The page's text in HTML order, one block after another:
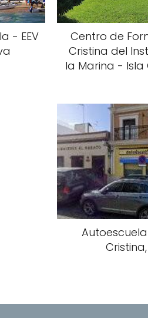
- EEV
Centro de
Cristina del
la Marina - Isla